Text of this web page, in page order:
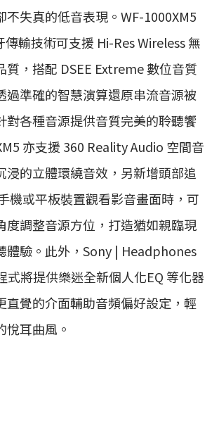
不失真的低音表現。WF-1000XM5
傳輸技術可支援 Hi-Res Wireless 無
質，搭配 DSEE Extreme 數位音質
過準確的智慧演算還原串流音源被
對各種音源提供音質完美的聆聽饗
亦支援 360 Reality Audio 空間音
浸的立體環繞音效，另新增頭部追
機或平板裝置觀看影音畫面時，可
度調整音源方位，打造猶如親臨現
體驗。此外，Sony | Headphones
將提供樂迷全新個人化EQ 等化器
直覺的介面輔助音頻偏好設定，輕
悅耳曲風。